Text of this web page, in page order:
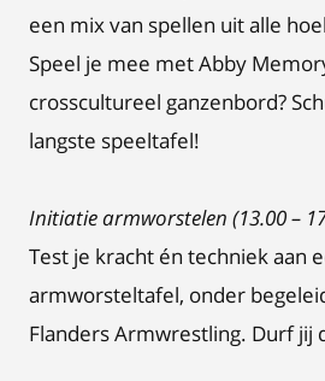
een mix van spellen uit alle
Speel je mee met Abby
crosscultureel ganzenbord?
langste speeltafel!
Initiatie armworstelen (13.00 –
Test je kracht én techniek aan
armworsteltafel, onder
Flanders Armwrestling. Durf jij